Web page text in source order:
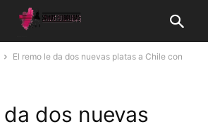
El remo le da dos nuevas platas a Chile con
da dos nuevas